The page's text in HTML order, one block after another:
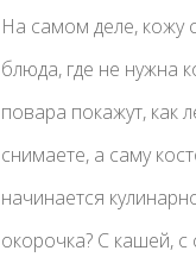
На самом деле, кожу
блюда, где не нужна
повара покажут, как
снимаете, а саму
начинается
окорочка? С кашей,